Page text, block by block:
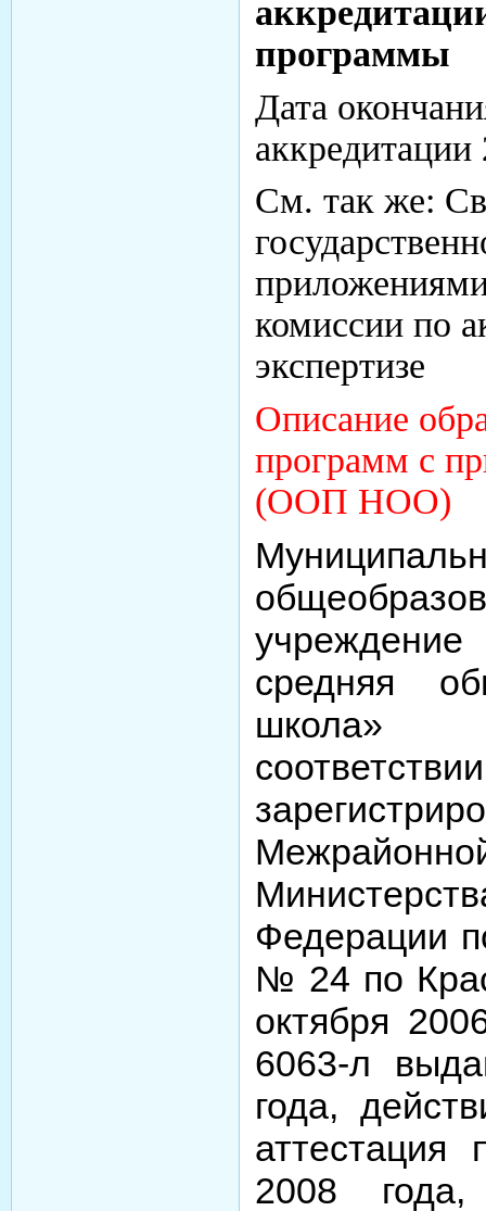
программы
Дата
аккредитации
См. так же:
комиссии по
экспертизе
Описание
программ с
(ООП НОО)
средняя
школа»
Федерации
№ 24 по
октября
6063-л
года,
аттестация
2008 года,